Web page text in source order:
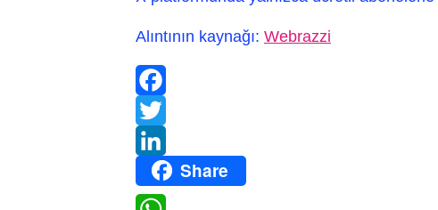
Alıntının kaynağı: Webrazzi
Facebook
Twitter
LinkedInShare